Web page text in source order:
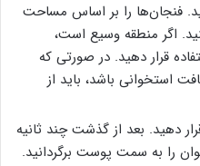
فنجان‌ها را بر اساس مساحت
اگر منطقه وسیع است،
قرار دهید. در صورتی که
استخوانی باشد، باید از
دهید. بعد از گذشت چند ثانیه
را به سمت پوست برگردانید.